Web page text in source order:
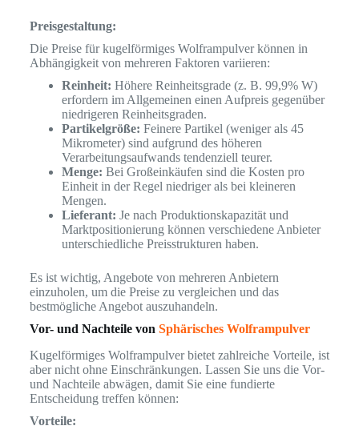
Preisgestaltung:
Die Preise für kugelförmiges Wolframpulver können in
Abhängigkeit von mehreren Faktoren variieren:
Reinheit: Höhere Reinheitsgrade (z. B. 99,9% W)
erfordern im Allgemeinen einen Aufpreis gegenüber
niedrigeren Reinheitsgraden.
Partikelgröße: Feinere Partikel (weniger als 45
Mikrometer) sind aufgrund des höheren
Verarbeitungsaufwands tendenziell teurer.
Menge: Bei Großeinkäufen sind die Kosten pro
Einheit in der Regel niedriger als bei kleineren
Mengen.
Lieferant: Je nach Produktionskapazität und
Marktpositionierung können verschiedene Anbieter
unterschiedliche Preisstrukturen haben.
Es ist wichtig, Angebote von mehreren Anbietern
einzuholen, um die Preise zu vergleichen und das
bestmögliche Angebot auszuhandeln.
Vor- und Nachteile von Sphärisches Wolframpulver
Kugelförmiges Wolframpulver bietet zahlreiche Vorteile, ist
aber nicht ohne Einschränkungen. Lassen Sie uns die Vor-
und Nachteile abwägen, damit Sie eine fundierte
Entscheidung treffen können:
Vorteile: